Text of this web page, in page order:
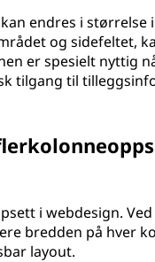
endres i størrelse
og sidefeltet,
er spesielt nyttig
tilgang til
i webdesign.
bredden på hver
layout.